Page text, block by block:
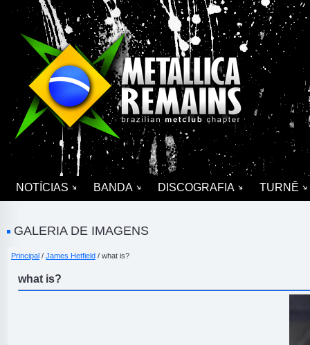
NOTÍCIAS BANDA DISCOGRAFIA TURNÊ
GALERIA DE IMAGENS
Principal / James Hetfield / what is?
what is?